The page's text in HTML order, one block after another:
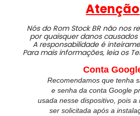
Atenção
Nós do Rom Stock BR não nos
por quaisquer danos causados
A responsabilidade é
Para mais informações, leia os
Conta
Recomendamos que tenha
e senha da conta Google
usada nesse dispositivo, pois a
ser solicitada após a